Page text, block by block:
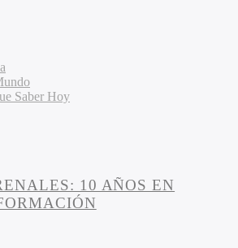
Saber Hoy
10 AÑOS EN